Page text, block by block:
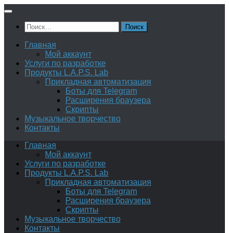
Перейти
содержимому
Найти:
Главная
Мой аккаунт
Услуги по разработке
Продукты L.A.P.S. Lab
Прикладная автоматизация
Боты для Telegram
Расширения браузера
Скрипты
Музыкальное творчество
Контакты
Главная
Мой аккаунт
Услуги по разработке
Продукты L.A.P.S. Lab
Прикладная автоматизация
Боты для Telegram
Расширения браузера
Скрипты
Музыкальное творчество
Контакты